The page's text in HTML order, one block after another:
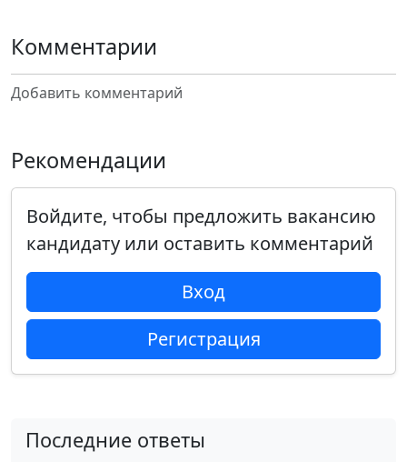
Комментарии
Добавить комментарий
Рекомендации
Войдите, чтобы предложить вакансию
кандидату или оставить комментарий
Вход
Регистрация
Последние ответы